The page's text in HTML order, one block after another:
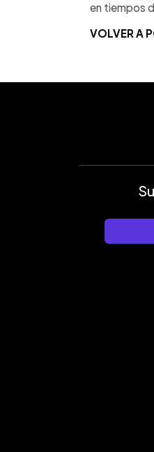
en tiempos
VOLVER A